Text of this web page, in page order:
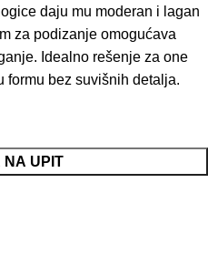
daju mu moderan i lagan
za podizanje omogućava
Idealno rešenje za one
formu bez suvišnih detalja.
NA UPIT